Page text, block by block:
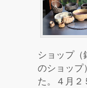
ショップ（
のショップ
た。４月２